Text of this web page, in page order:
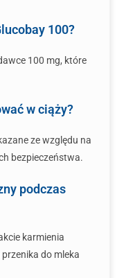
100?
100 mg, które
w ciąży?
ze względu na
bezpieczeństwa.
podczas
karmienia
do mleka